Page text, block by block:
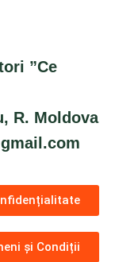
”Ce
R. Moldova
și Condiții